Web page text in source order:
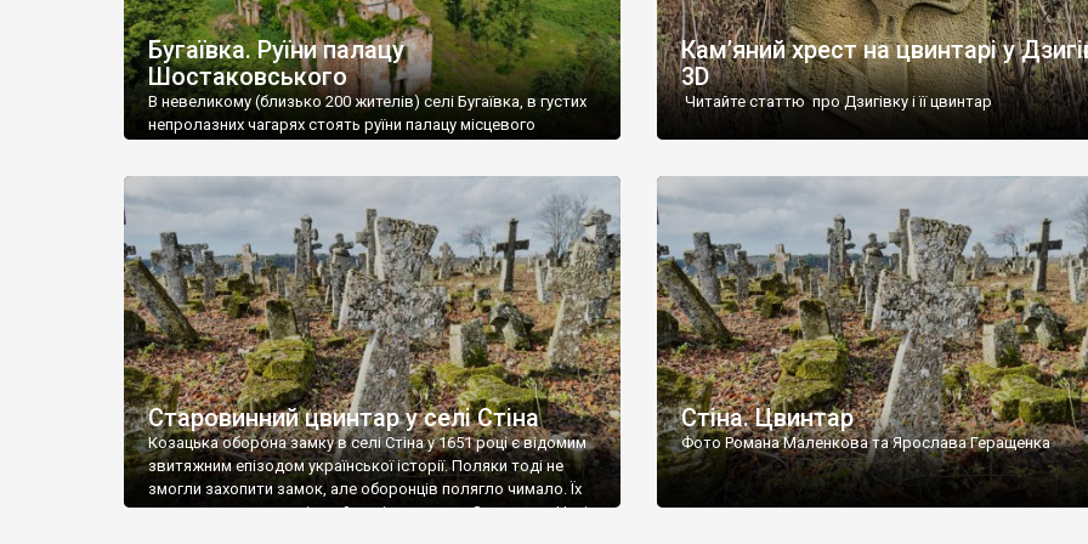
Бугаївка. Руїни палацу
Шостаковського
В невеликому (близько 200 жителів) селі Бугаївка, в густих
непролазних чагарях стоять руїни палацу місцевого
потім клуб, ще пізніше – гуртожиток. У 60-х роках минулого
століття тут розмістили туберкульозну лікарню. Коли із
палацу виїхала лікарня – ми точно не […]
Кам’яний хрест на цвинтарі у
3D
Читайте статтю про Дзигівку і її цвинтар
Старовинний цвинтар у селі Стіна
Козацька оборона замку в селі Стіна у 1651 році є відомим
звитяжним епізодом української історії. Поляки тоді не
змогли захопити замок, але оборонців полягло чимало. Їх
поховали на цвинтарі, який тоді називався Замковим. Нині
Стіна. Цвинтар
Фото Романа Маленкова та Ярослава Геращенка